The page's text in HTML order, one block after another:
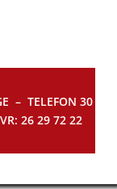
– TELEFON 30
26 29 72 22